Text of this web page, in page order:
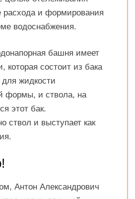
расхода и формирования
водоснабжения.
башня имеет
которая состоит из бака
жидкости
формы, и ствола, на
этот бак.
ствол и выступает как
Антон Александрович